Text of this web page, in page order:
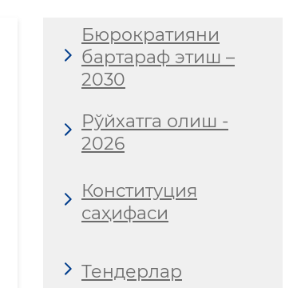
Бюрократияни
бартараф этиш –
2030
Рўйхатга олиш -
2026
Конституция
саҳифаси
Тендерлар